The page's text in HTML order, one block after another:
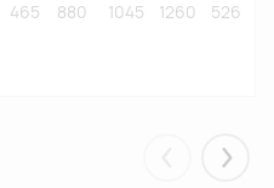
465 880 1045 1260 526
Eelmised